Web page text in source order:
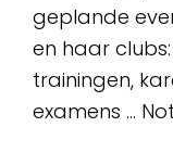
geplande
en haar
trainingen,
examens …